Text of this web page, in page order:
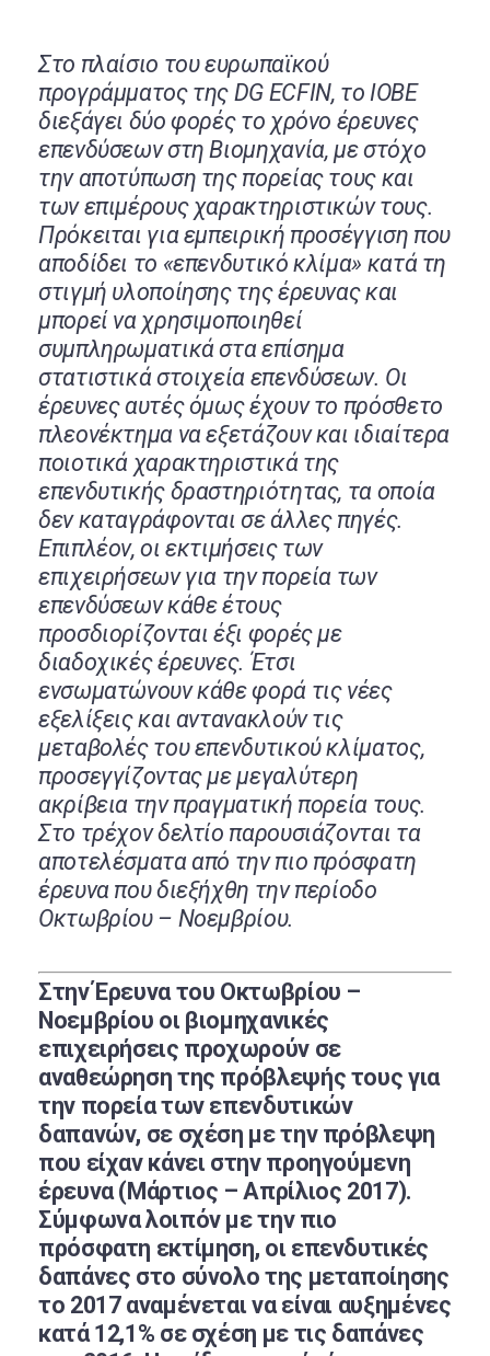
Στο πλαίσιο του ευρωπαϊκού
προγράμματος της DG ECFIN, το ΙΟΒΕ
διεξάγει δύο φορές το χρόνο έρευνες
επενδύσεων στη Βιομηχανία, με στόχο
την αποτύπωση της πορείας τους και
των επιμέρους χαρακτηριστικών τους.
Πρόκειται για εμπειρική προσέγγιση που
αποδίδει το «επενδυτικό κλίμα» κατά τη
στιγμή υλοποίησης της έρευνας και
μπορεί να χρησιμοποιηθεί
συμπληρωματικά στα επίσημα
στατιστικά στοιχεία επενδύσεων. Οι
έρευνες αυτές όμως έχουν το πρόσθετο
πλεονέκτημα να εξετάζουν και ιδιαίτερα
ποιοτικά χαρακτηριστικά της
επενδυτικής δραστηριότητας, τα οποία
δεν καταγράφονται σε άλλες πηγές.
Επιπλέον, οι εκτιμήσεις των
επιχειρήσεων για την πορεία των
επενδύσεων κάθε έτους
προσδιορίζονται έξι φορές με
διαδοχικές έρευνες. Έτσι
ενσωματώνουν κάθε φορά τις νέες
εξελίξεις και αντανακλούν τις
μεταβολές του επενδυτικού κλίματος,
προσεγγίζοντας με μεγαλύτερη
ακρίβεια την πραγματική πορεία τους.
Στο τρέχον δελτίο παρουσιάζονται τα
αποτελέσματα από την πιο πρόσφατη
έρευνα που διεξήχθη την περίοδο
Οκτωβρίου – Νοεμβρίου.
Στην Έρευνα του Οκτωβρίου –
Νοεμβρίου οι βιομηχανικές
επιχειρήσεις προχωρούν σε
αναθεώρηση της πρόβλεψής τους για
την πορεία των επενδυτικών
δαπανών, σε σχέση με την πρόβλεψη
που είχαν κάνει στην προηγούμενη
έρευνα (Μάρτιος – Απρίλιος 2017).
Σύμφωνα λοιπόν με την πιο
πρόσφατη εκτίμηση, οι επενδυτικές
δαπάνες στο σύνολο της μεταποίησης
το 2017 αναμένεται να είναι αυξημένες
κατά 12,1% σε σχέση με τις δαπάνες